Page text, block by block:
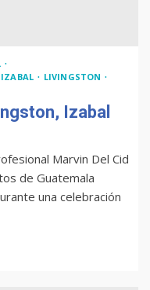
IZABAL
LIVINGSTON
Izabal
Marvin Del Cid
de Guatemala
una celebración
Arzú (alcalde